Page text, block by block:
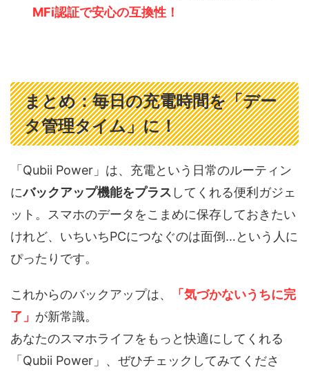
MFi認証で安心の互換性！
まとめ：毎日の充電時間を「デー
タ管理タイム」に！
「Qubii Power」は、充電という日常のルーティン
にバックアップ機能をプラス してくれる便利ガジェ
ット。スマホのデータをこまめに保存しておきたい
けれど、いちいちPCにつなぐのは面倒…という人に
ぴったりです。
これからのバックアップは、
「気づかないうちに完
了」 が新常識。
あなたのスマホライフをもっと快適にしてくれる
「Qubii Power」、ぜひチェックしてみてくださ